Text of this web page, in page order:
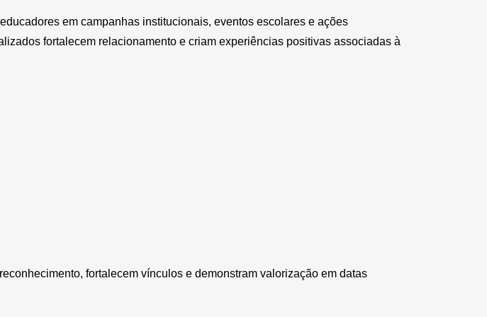
em campanhas institucionais, eventos escolares e ações
fortalecem relacionamento e criam experiências positivas associadas à
fortalecem vínculos e demonstram valorização em datas